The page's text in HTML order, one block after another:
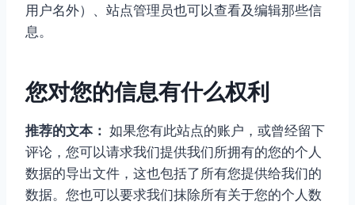
用户名外）、站点管理员也可以查看及编辑那些信
息。
您对您的信息有什么权利
推荐的文本： 如果您有此站点的账户，或曾经留下
评论，您可以请求我们提供我们所拥有的您的个人
数据的导出文件，这也包括了所有您提供给我们的
数据。您也可以要求我们抹除所有关于您的个人数